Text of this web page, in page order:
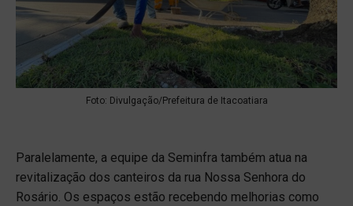
Foto: Divulgação/Prefeitura de Itacoatiara
Paralelamente, a equipe da Seminfra também atua na
revitalização dos canteiros da rua Nossa Senhora do
Rosário. Os espaços estão recebendo melhorias como